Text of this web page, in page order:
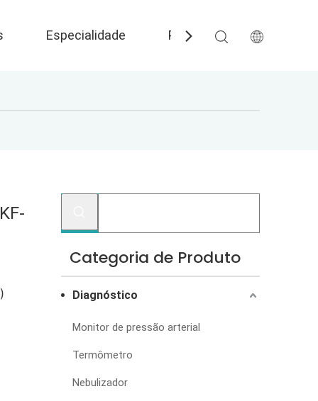
Especialidade Perguntas frequentes
Categoria de Produto
Diagnóstico
Monitor de pressão arterial
Termômetro
Nebulizador